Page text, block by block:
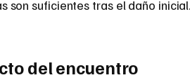
son suficientes tras el daño inicial.
del encuentro